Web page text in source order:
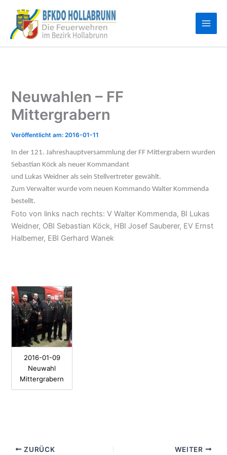
Inhalt
springen
Neuwahlen – FF
Mittergrabern
2016-01-11
In der 121. Jahreshauptversammlung der FF Mittergrabern wurden
Sebastian Köck als neuer Kommandant
und Lukas Weidner als sein Stellvertreter gewählt.
Zum Verwalter wurde vom neuen Kommando Walter Kommenda
bestellt.
Foto von links nach rechts: V Walter Kommenda, BI Lukas
Weidner, OBI Sebastian Köck, HBI Josef Sauberer, EV Ernst
Halbemer, EBI Gerhard Wanek
2016-01-09
Neuwahl
Mittergrabern
ZURÜCK WEITER